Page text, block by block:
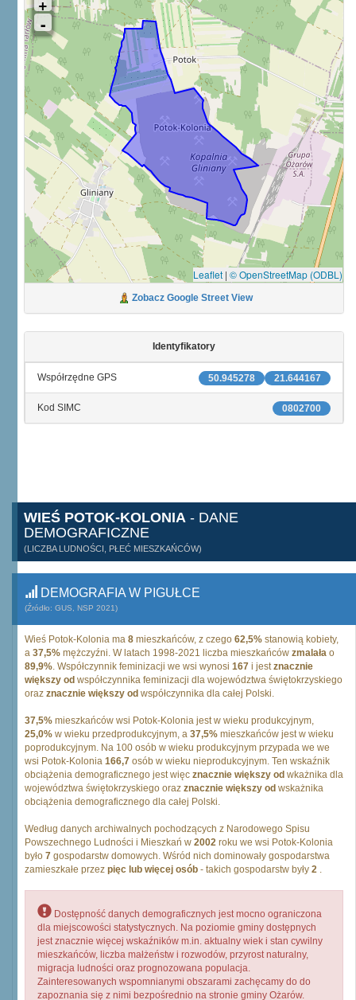
Leaflet | © OpenStreetMap (ODBL)
Zobacz Google Street View
Identyfikatory
21.644167
50.945278
Współrzędne GPS
0802700
Kod SIMC
WIEŚ POTOK-KOLONIA - DANE
DEMOGRAFICZNE
(LICZBA LUDNOŚCI, PŁEĆ MIESZKAŃCÓW)
DEMOGRAFIA W PIGUŁCE
(Źródło: GUS, NSP 2021)
Wieś Potok-Kolonia ma 8 mieszkańców, z czego 62,5% stanowią kobiety,
a 37,5% mężczyźni. W latach 1998-2021 liczba mieszkańców zmalała o
89,9%. Współczynnik feminizacji we wsi wynosi 167 i jestznacznie
większy od współczynnika feminizacji dla województwa świętokrzyskiego
oraz znacznie większy od współczynnika dla całej Polski.
37,5% mieszkańców wsi Potok-Kolonia jest w wieku produkcyjnym,
25,0% w wieku przedprodukcyjnym, a 37,5% mieszkańców jest w wieku
poprodukcyjnym. Na 100 osób w wieku produkcyjnym przypada we we
wsi Potok-Kolonia 166,7 osób w wieku nieprodukcyjnym. Ten wskaźnik
obciążenia demograficznego jest więc znacznie większy od wkażnika dla
województwa świętokrzyskiego oraz znacznie większy od wskażnika
obciążenia demograficznego dla całej Polski.
Według danych archiwalnych pochodzących z Narodowego Spisu
Powszechnego Ludności i Mieszkań w 2002 roku we wsi Potok-Kolonia
było 7 gospodarstw domowych. Wśród nich dominowały gospodarstwa
zamieszkałe przez pięc lub więcej osób - takich gospodarstw były 2 .
Dostępność danych demograficznych jest mocno ograniczona
dla miejscowości statystycznych. Na poziomie gminy dostępnych
jest znacznie więcej wskaźników m.in. aktualny wiek i stan cywilny
mieszkańców, liczba małżeństw i rozwodów, przyrost naturalny,
migracja ludności oraz prognozowana populacja.
Zainteresowanych wspomnianymi obszarami zachęcamy do do
zapoznania się z nimi bezpośrednio na stronie gminy Ożarów.